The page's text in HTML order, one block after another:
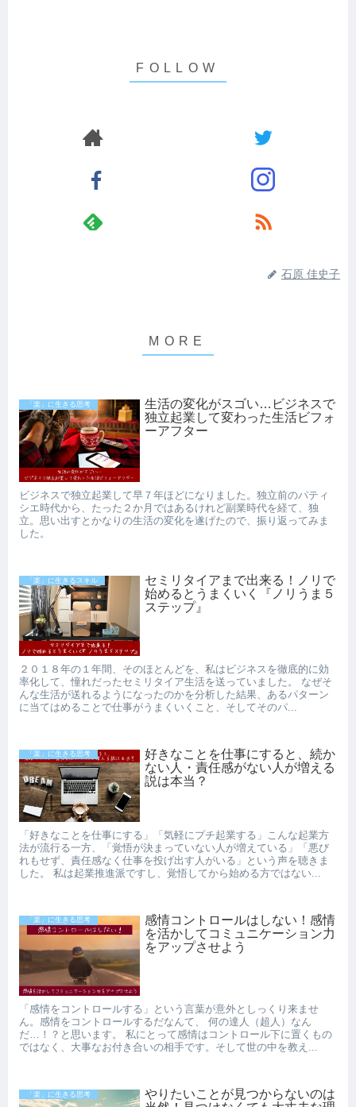
石原 佳史子
「楽」に生きる思考
生活の変化がスゴい…ビジネスで
独立起業して変わった生活ビフォ
ーアフター
ビジネスで独立起業して早７年ほどになりました。独立前のパティ
シエ時代から、たった２か月ではあるけれど副業時代を経て、独
立。思い出すとかなりの生活の変化を遂げたので、振り返ってみま
した。
「楽」に生きるスキル
セミリタイアまで出来る！ノリで
始めるとうまくいく『ノリうま５
ステップ』
２０１８年の１年間、そのほとんどを、私はビジネスを徹底的に効
率化して、憧れだったセミリタイア生活を送っていました。 なぜそ
んな生活が送れるようになったのかを分析した結果、あるパターン
に当てはめることで仕事がうまくいくこと、そしてそのパ...
「楽」に生きる思考
好きなことを仕事にすると、続か
ない人・責任感がない人が増える
説は本当？
「好きなことを仕事にする」「気軽にプチ起業する」こんな起業方
法が流行る一方、「覚悟が決まっていない人が増えている」「悪び
れもせず、責任感なく仕事を投げ出す人がいる」という声を聴きま
した。 私は起業推進派ですし、覚悟してから始める方ではない...
「楽」に生きる思考
感情コントロールはしない！感情
を活かしてコミュニケーション力
をアップさせよう
「感情をコントロールする」という言葉が意外としっくり来ませ
ん。感情をコントロールするだなんて、 何の達人（超人）なん
だ…！？と思います。 私にとって感情はコントロール下に置くもの
ではなく、大事なお付き合いの相手です。そして世の中を教え...
「楽」に生きる思考
やりたいことが見つからないのは